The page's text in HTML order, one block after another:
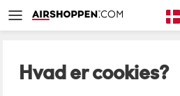
Hvad er cookies?